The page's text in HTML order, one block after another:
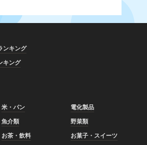
ンキング
キング
米・パン
電化製品
魚介類
野菜類
お茶・飲料
お菓子・スイーツ